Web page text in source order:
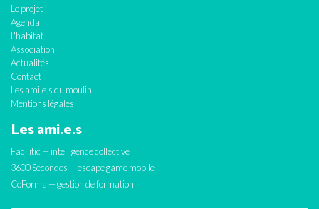
Le projet
Agenda
L'habitat
Association
Actualités
Contact
Les ami.e.s du moulin
Mentions légales
Les ami.e.s
Facilitic — intelligence collective
3600 Secondes — escape game mobile
CoForma — gestion de formation